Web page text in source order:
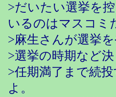
>だいたい選挙を
いるのはマスコミ
>麻生さんが選挙
>選挙の時期など
>任期満了まで続
よ。